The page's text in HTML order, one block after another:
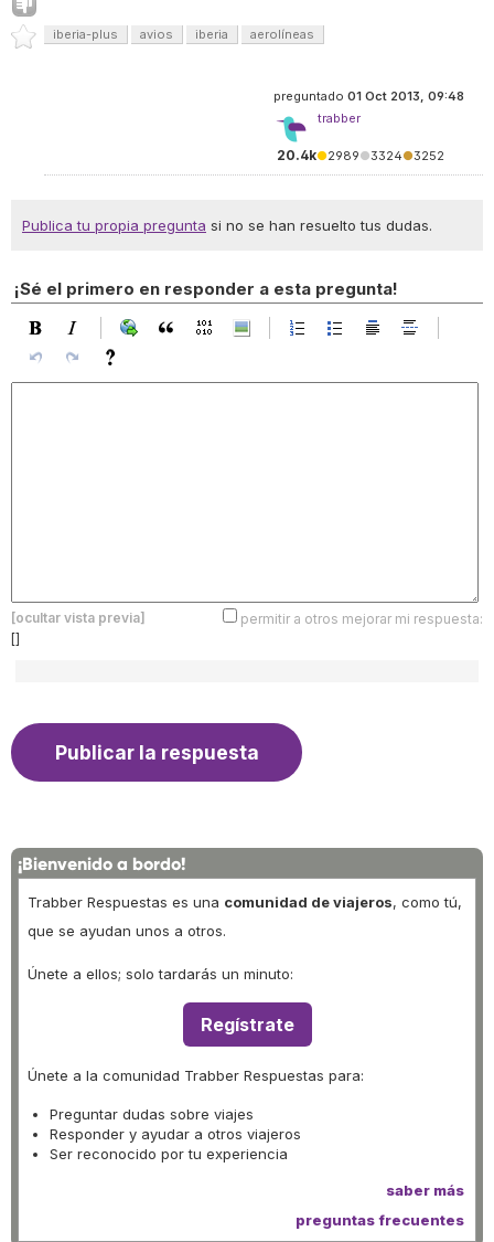
iberia-plus avios iberia aerolíneas
preguntado 01 Oct 2013, 09:48
trabber
20.4k●2989●3324●3252
Publica tu propia pregunta si no se han resuelto tus dudas.
¡Sé el primero en responder a esta pregunta!
[ocultar vista previa]
permitir a otros mejorar mi respuesta:
[]
¡Bienvenido a bordo!
Trabber Respuestas es una comunidad de viajeros, como tú,
que se ayudan unos a otros.
Únete a ellos; solo tardarás un minuto:
Regístrate
Únete a la comunidad Trabber Respuestas para:
Preguntar dudas sobre viajes
Responder y ayudar a otros viajeros
Ser reconocido por tu experiencia
saber más
preguntas frecuentes